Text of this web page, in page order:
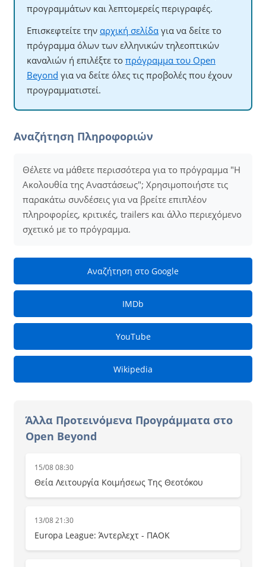
προγραμμάτων και λεπτομερείς περιγραφές.
Επισκεφτείτε την αρχική σελίδα για να δείτε το
πρόγραμμα όλων των ελληνικών τηλεοπτικών
καναλιών ή επιλέξτε το πρόγραμμα του Open
Beyond για να δείτε όλες τις προβολές που έχουν
προγραμματιστεί.
Αναζήτηση Πληροφοριών
Θέλετε να μάθετε περισσότερα για το πρόγραμμα "Η
Ακολουθία της Αναστάσεως"; Χρησιμοποιήστε τις
παρακάτω συνδέσεις για να βρείτε επιπλέον
πληροφορίες, κριτικές, trailers και άλλο περιεχόμενο
σχετικό με το πρόγραμμα.
Αναζήτηση στο Google
IMDb
YouTube
Wikipedia
Άλλα Προτεινόμενα Προγράμματα στο
Open Beyond
15/08 08:30
Θεία Λειτουργία Κοιμήσεως Της Θεοτόκου
13/08 21:30
Europa League: Άντερλεχτ - ΠΑΟΚ